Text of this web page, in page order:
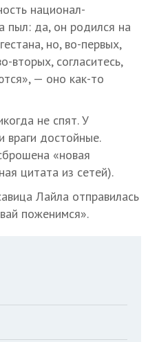
национал-
пыл: да, он родился на
но, во-первых,
вторых, согласитесь,
— оно как-то
не спят. У
враги достойные.
«новая
цитата из сетей).
Лайла отправилась
поженимся».